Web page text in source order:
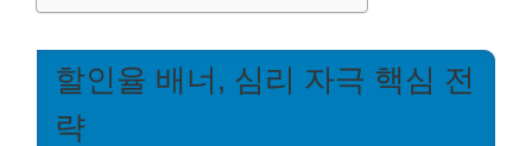
할인율 배너, 심리 자극 핵심 전
략